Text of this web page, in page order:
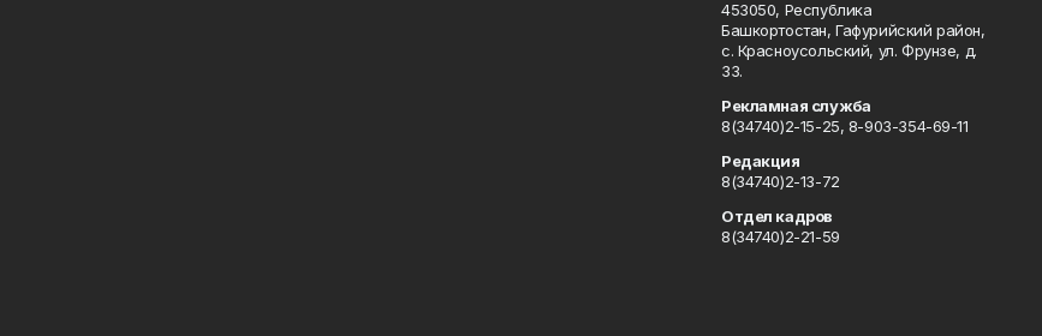
453050, Республика
Башкортостан, Гафурийский район,
с. Красноусольский, ул. Фрунзе, д.
33.
Рекламная служба
8(34740)2-15-25, 8-903-354-69-11
Редакция
8(34740)2-13-72
Отдел кадров
8(34740)2-21-59